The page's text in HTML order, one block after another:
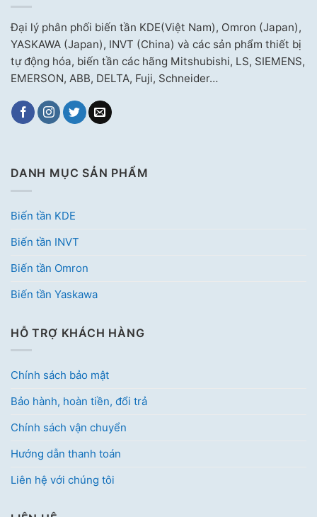
Đại lý phân phối biến tần KDE(Việt Nam), Omron (Japan),
YASKAWA (Japan), INVT (China) và các sản phẩm thiết bị
tự động hóa, biến tần các hãng Mitshubishi, LS, SIEMENS,
EMERSON, ABB, DELTA, Fuji, Schneider…
DANH MỤC SẢN PHẨM
Biến tần KDE
Biến tần INVT
Biến tần Omron
Biến tần Yaskawa
HỖ TRỢ KHÁCH HÀNG
Chính sách bảo mật
Bảo hành, hoàn tiền, đổi trả
Chính sách vận chuyển
Hướng dẫn thanh toán
Liên hệ với chúng tôi